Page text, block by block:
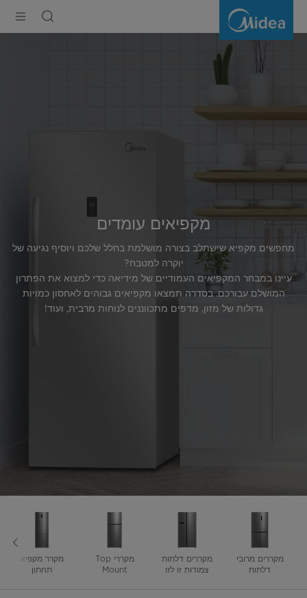
מקפיאים עומדים
מחפשים מקפיא שישתלב בצורה מושלמת בחלל שלכם ויוסיף נגיעה של
יוקרה למטבח?
עיינו במבחר המקפיאים העמודיים של מידיאה כדי למצוא את הפתרון
המושלם עבורכם. בסדרה תמצאו מקפיאים גבוהים לאחסון כמויות
גדולות של מזון, מדפים מתכווננים לנוחות מרבית, ועוד!
מקררים מרובי
דלתות
מקררים דלתות
צמודות זו לזו
מקררי Top
Mount
מקרר מקפיא
תחתון